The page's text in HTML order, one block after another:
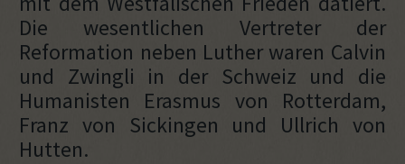
Die wesentlichen Vertreter der
Reformation neben Luther waren Calvin
und Zwingli in der Schweiz und die
Humanisten Erasmus von Rotterdam,
Franz von Sickingen und Ullrich von
Hutten.